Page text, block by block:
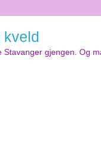
kveld
Stavanger gjengen. Og